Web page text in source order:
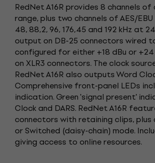
RedNet A16R provides 8 channels
range, plus two channels of AES/
48, 88,2, 96, 176,45 and 192 kHz
output on DB-25 connectors wired
configured for either +18 dBu or
on XLR3 connectors. The clock
RedNet A16R also outputs Word
Comprehensive front-panel LEDs
indication. Green 'signal present'
Clock and DARS. RedNet A16R
connectors with retaining clips,
or Switched (daisy-chain) mode.
giving access to online resources.